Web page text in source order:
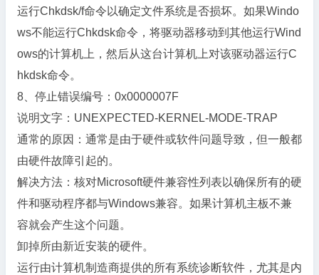
运行Chkdsk/f命令以确定文件系统是否损坏。如果Windo
ws不能运行Chkdsk命令，将驱动器移动到其他运行Wind
ows的计算机上，然后从这台计算机上对该驱动器运行C
hkdsk命令。
8、停止错误编号：0x0000007F
说明文字：UNEXPECTED-KERNEL-MODE-TRAP
通常的原因：通常是由于硬件或软件问题导致，但一般都
由硬件故障引起的。
解决方法：核对Microsoft硬件兼容性列表以确保所有的硬
件和驱动程序都与Windows兼容。如果计算机主板不兼
容就会产生这个问题。
卸掉所由新近安装的硬件。
运行由计算机制造商提供的所有系统诊断软件，尤其是内